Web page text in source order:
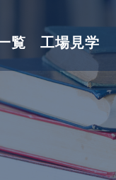
覧 工場見学